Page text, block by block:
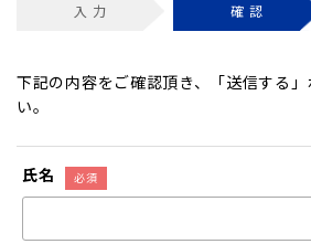
入 力 確 認
下記の内容をご確認頂き、「送信する
い。
氏名